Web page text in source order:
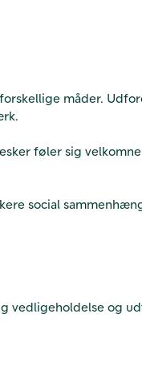
måder.
føler sig
social
vedligeholdelse og